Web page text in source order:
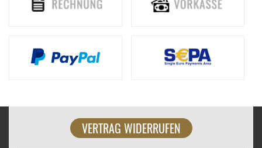
VERTRAG WIDERRUFEN